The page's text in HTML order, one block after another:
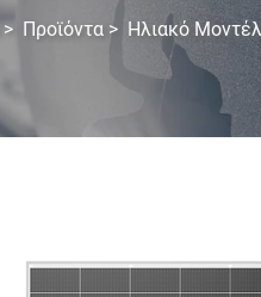
> Προϊόντα > Ηλιακό